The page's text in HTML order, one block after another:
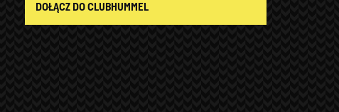
DOŁĄCZ DO CLUBHUMMEL